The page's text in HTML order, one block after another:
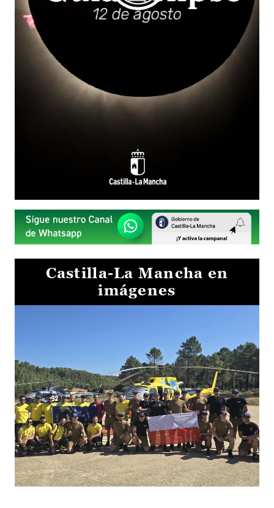
Castilla-La Mancha en
imágenes